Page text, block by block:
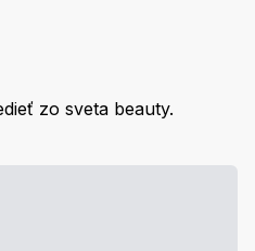
zo sveta beauty.